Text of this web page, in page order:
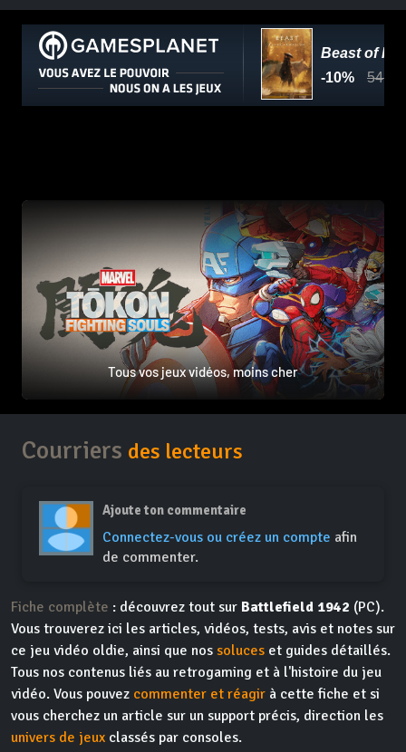
Tous vos jeux vidéos, moins cher
Courriers des lecteurs
Ajoute ton commentaire
Connectez-vous ou créez un compte afin
de commenter.
Fiche complète : découvrez tout sur Battlefield 1942 (PC).
Vous trouverez ici les articles, vidéos, tests, avis et notes sur
ce jeu vidéo oldie, ainsi que nos soluces et guides détaillés.
Tous nos contenus liés au retrogaming et à l'histoire du jeu
vidéo. Vous pouvez commenter et réagir à cette fiche et si
vous cherchez un article sur un support précis, direction les
univers de jeux classés par consoles.